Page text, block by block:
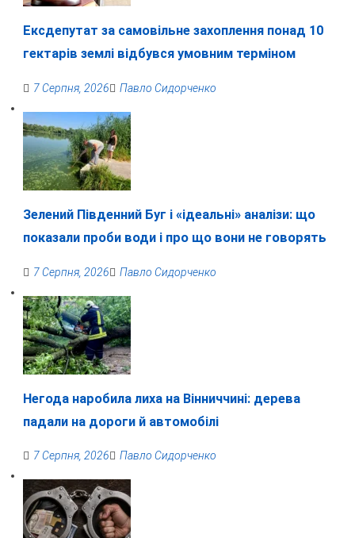
Ексдепутат за самовільне захоплення понад 10
гектарів землі відбувся умовним терміном
7 Серпня, 2026 Павло Сидорченко
Зелений Південний Буг і «ідеальні» аналізи: що
показали проби води і про що вони не говорять
7 Серпня, 2026 Павло Сидорченко
Негода наробила лиха на Вінниччині: дерева
падали на дороги й автомобілі
7 Серпня, 2026 Павло Сидорченко